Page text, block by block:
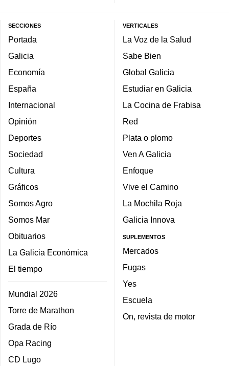
SECCIONES
Portada
Galicia
Economía
España
Internacional
Opinión
Deportes
Sociedad
Cultura
Gráficos
Somos Agro
Somos Mar
Obituarios
La Galicia Económica
El tiempo
Mundial 2026
Torre de Marathon
Grada de Río
Opa Racing
CD Lugo
VERTICALES
La Voz de la Salud
Sabe Bien
Global Galicia
Estudiar en Galicia
La Cocina de Frabisa
Red
Plata o plomo
Ven A Galicia
Enfoque
Vive el Camino
La Mochila Roja
Galicia Innova
SUPLEMENTOS
Mercados
Fugas
Yes
Escuela
On, revista de motor